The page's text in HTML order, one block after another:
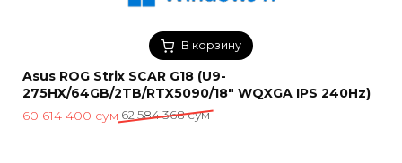
В корзину
Asus ROG Strix SCAR G18 (U9-
275HX/64GB/2TB/RTX5090/18″ WQXGA IPS 240Hz)
62 584 368сум
Первоначальная
60 614 400 сум
Текущая